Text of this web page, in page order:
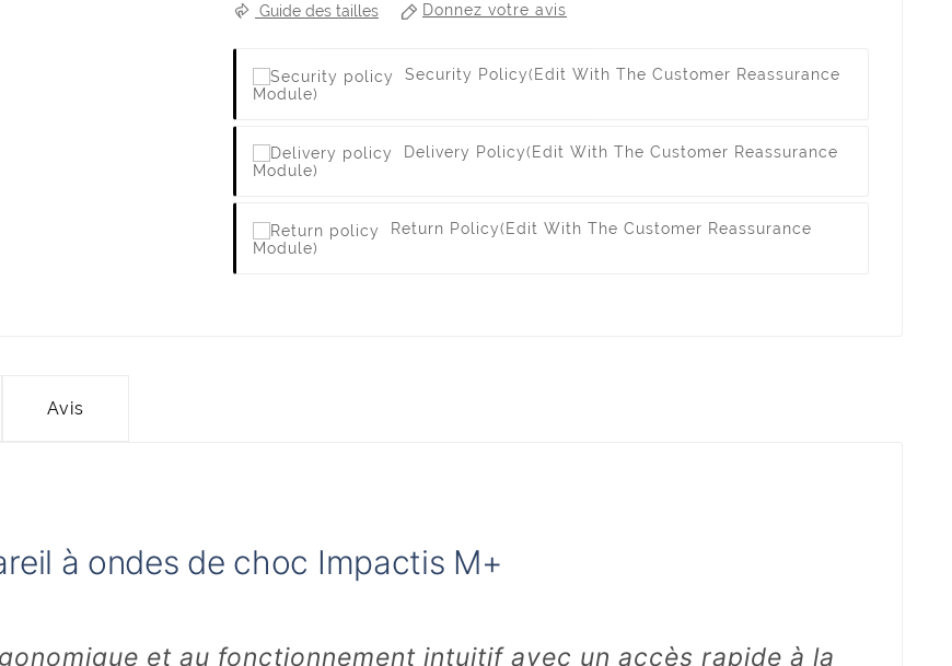
Guide des tailles Donnez votre avis
Security Policy(edit With The Customer Reassurance
Module)
Delivery Policy(edit With The Customer Reassurance
Module)
Return Policy(edit With The Customer Reassurance
Module)
Avis
à ondes de choc Impactis M+
et au fonctionnement intuitif avec un accès rapide à la